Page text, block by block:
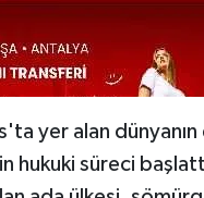
yer alan
hukuki süreci